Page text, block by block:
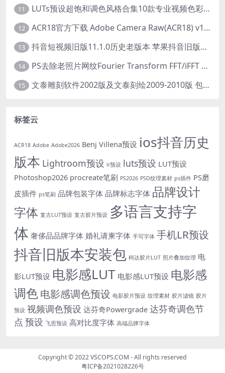
11 LUTs预设超饱和调色风格合集10款专业视频色彩视频剪辑预设Motion Array – Super Saturated LUTs Pack
12 ACR18官方下载 Adobe Camera Raw(ACR18) v18.1.1 for Mac 中文最新免费正式版 下载
13 抖音短视频旧版11.1.0历史老版本 苹果抖音旧版本ios恢复抖音旧版本11.1安装包
14 PS去除老照片网纹Fourier Transform FFT/iFFT 滤镜-32/64位
15 文泰雕刻软件2002版及文泰刻绘2009-2010版 包含教程(支持Win7~Win10 64位)
标签云
ACR18 Adobe Adobe2026 Benj Villena预设 ios抖音历史
版本 Lightroom预设 lr预设 luts预设 LUT预设
Photoshop2026 procreate笔刷 PS2026 PSD纹理素材 ps插件 PS磨
皮插件 ps笔刷 品牌包装字体 品牌标志字体 品牌设计
字体 复古LUT预设 复古胶片预设 多语言支持字
体 奢侈品品牌字体 婚礼请柬字体 手写字体 手机LR预设
抖音旧版本安装包 柯达胶片LUT 照片叠加纹理 电
影LUT预设 电影感LUT 电影感LUT预设 电影感
调色电影感调色预设 电影胶片预设 纹理素材 胶片滤镜 胶片
预设 视频调色预设 达芬奇Powergrade 达芬奇调色节
点 预设 飞思预设 高对比度字体 高端品牌字体
Copyright © 2022VSCOPS.COM - All rights reserved
粤ICP备2021028226号